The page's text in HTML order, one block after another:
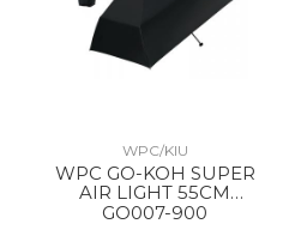
WPC/KIU
WPC GO-KOH SUPER
AIR LIGHT 55CM
FOLDING PARASOL 900
GO007-900